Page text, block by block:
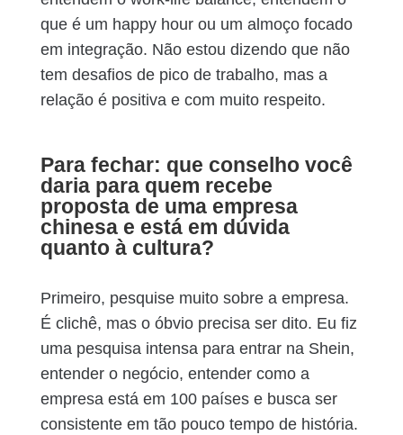
que é um happy hour ou um almoço focado
em integração. Não estou dizendo que não
tem desafios de pico de trabalho, mas a
relação é positiva e com muito respeito.
Para fechar: que conselho você
daria para quem recebe
proposta de uma empresa
chinesa e está em dúvida
quanto à cultura?
Primeiro, pesquise muito sobre a empresa.
É clichê, mas o óbvio precisa ser dito. Eu fiz
uma pesquisa intensa para entrar na Shein,
entender o negócio, entender como a
empresa está em 100 países e busca ser
consistente em tão pouco tempo de história.